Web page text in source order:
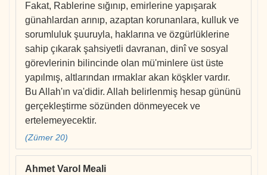
Fakat, Rablerine sığınıp, emirlerine yapışarak
günahlardan arınıp, azaptan korunanlara, kulluk ve
sorumluluk şuuruyla, haklarına ve özgürlüklerine
sahip çıkarak şahsiyetli davranan, dinî ve sosyal
görevlerinin bilincinde olan mü'minlere üst üste
yapılmış, altlarından ırmaklar akan köşkler vardır.
Bu Allah'ın va'didir. Allah belirlenmiş hesap gününü
gerçekleştirme sözünden dönmeyecek ve
ertelemeyecektir.
(Zümer 20)
Ahmet Varol Meali